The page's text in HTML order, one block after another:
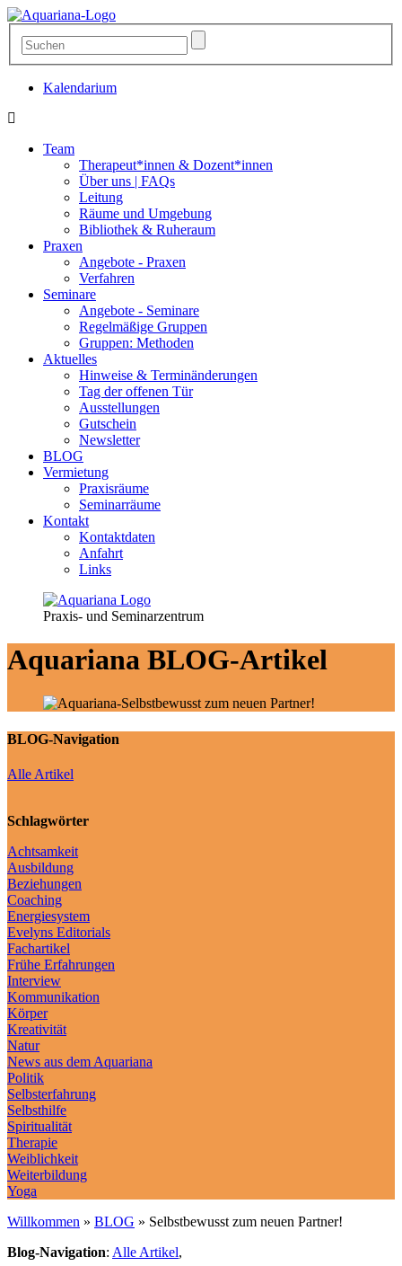
Kalendarium
Team
Therapeut*innen & Dozent*innen
Über uns | FAQs
Leitung
Räume und Umgebung
Bibliothek & Ruheraum
Praxen
Angebote - Praxen
Verfahren
Seminare
Angebote - Seminare
Regelmäßige Gruppen
Gruppen: Methoden
Aktuelles
Hinweise & Terminänderungen
Tag der offenen Tür
Ausstellungen
Gutschein
Newsletter
BLOG
Vermietung
Praxisräume
Seminarräume
Kontakt
Kontaktdaten
Anfahrt
Links
Praxis- und Seminarzentrum
Aquariana BLOG-Artikel
BLOG-Navigation
Alle Artikel
Schlagwörter
Achtsamkeit
Ausbildung
Beziehungen
Coaching
Energiesystem
Evelyns Editorials
Fachartikel
Frühe Erfahrungen
Interview
Kommunikation
Körper
Kreativität
Natur
News aus dem Aquariana
Politik
Selbsterfahrung
Selbsthilfe
Spiritualität
Therapie
Weiblichkeit
Weiterbildung
Yoga
Willkommen » BLOG » Selbstbewusst zum neuen Partner!
Blog-Navigation: Alle Artikel,